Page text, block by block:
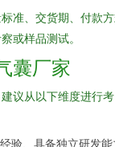
准、交货期、付款
或样品测试。
囊厂家
议从以下维度进行考
验、具备独立研发